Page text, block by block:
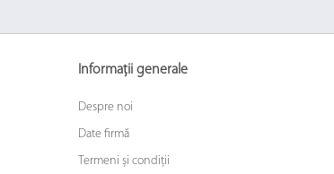
Informații generale
Despre noi
Date firmă
Termeni și condiții